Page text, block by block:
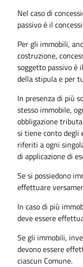
Nel caso di
passivo è il
Per gli immobili,
costruzione,
soggetto passivo è
della stipula e per
In presenza di più
stesso immobile,
obbligazione
si tiene conto
riferiti a ogni
di applicazione di
Se si possiedono
effettuare
In caso di più
deve essere
Se gli immobili,
devono essere
ciascun Comune.